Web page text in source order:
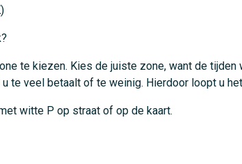
te kiezen. Kies de juiste zone, want de tijden
te veel betaalt of te weinig. Hierdoor loopt u
witte P op straat of op de kaart.